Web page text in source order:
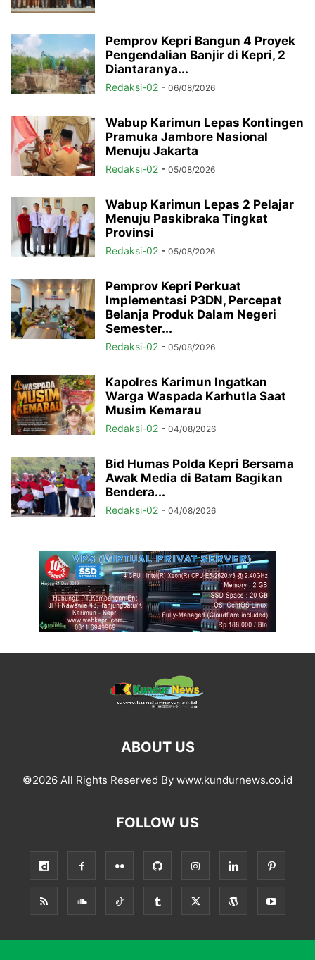
Pemprov Kepri Bangun 4 Proyek
Pengendalian Banjir di Kepri, 2
Diantaranya...
Redaksi-02 - 06/08/2026
Wabup Karimun Lepas Kontingen
Pramuka Jambore Nasional
Menuju Jakarta
Redaksi-02 - 05/08/2026
Wabup Karimun Lepas 2 Pelajar
Menuju Paskibraka Tingkat
Provinsi
Redaksi-02 - 05/08/2026
Pemprov Kepri Perkuat
Implementasi P3DN, Percepat
Belanja Produk Dalam Negeri
Semester...
Redaksi-02 - 05/08/2026
Kapolres Karimun Ingatkan
Warga Waspada Karhutla Saat
Musim Kemarau
Redaksi-02 - 04/08/2026
Bid Humas Polda Kepri Bersama
Awak Media di Batam Bagikan
Bendera...
Redaksi-02 - 04/08/2026
ABOUT US
©2026 All Rights Reserved By www.kundurnews.co.id
FOLLOW US